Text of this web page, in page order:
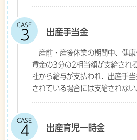
CASE
出産手当金
産前・産後休業の期間中、健康
賃金の3分の2相当額が支給され
社から給与が支払われ、出産手
されている場合には支給されない
CASE
出産育児一時金